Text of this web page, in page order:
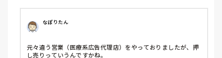
なぽりたん
元々違う営業（医療系広告代理店）をやっておりましたが、押
し売りっていうんですかね。